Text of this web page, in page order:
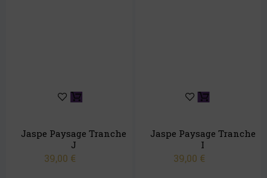
Jaspe Paysage Tranche
J
39,00 €
Jaspe Paysage Tranche
I
39,00 €